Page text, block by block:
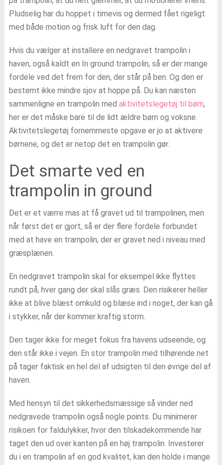
Pludselig har du hoppet i timevis og dermed fået rigeligt
med både motion og frisk luft for den dag.
Hvis du vælger at installere en nedgravet trampolin i
haven, også kaldt en In ground trampolin, så er der mange
fordele ved det frem for den, der står på ben. Og den er
bestemt ikke mindre sjov at hoppe på. Du kan næsten
sammenligne en trampolin med aktivitetslegetøj til børn,
her er det måske bare til de lidt ældre børn og voksne.
Aktivitetslegetøj fornemmeste opgave er jo at aktivere
børnene, og det er netop det en trampolin gør.
Det smarte ved en
trampolin in ground
Det er et værre mas at få gravet ud til trampolinen, men
når først det er gjort, så er der flere fordele forbundet
med at have en trampolin, der er gravet ned i niveau med
græsplænen.
En nedgravet trampolin skal for eksempel ikke flyttes
rundt på, hver gang der skal slås græs. Den risikerer heller
ikke at blive blæst omkuld og blæse ind i noget, der kan gå
i stykker, når der kommer kraftig storm.
Den tager ikke for meget fokus fra havens udseende, og
den står ikke i vejen. En stor trampolin med tilhørende net
på tager faktisk en hel del af udsigten til den øvrige del af
haven.
Med hensyn til det sikkerhedsmæssige så vinder ned
nedgravede trampolin også nogle points. Du minimerer
risikoen for faldulykker, hvor den tilskadekommende har
taget den ud over kanten på en høj trampolin. Investerer
du i en trampolin af en god kvalitet, kan den holde i mange